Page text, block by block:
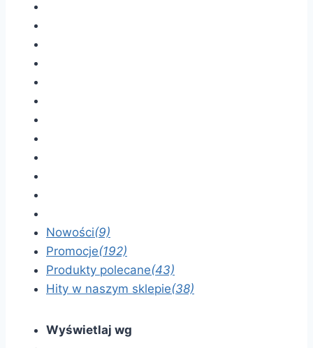
Nowości(9)
Promocje(192)
Produkty polecane(43)
Hity w naszym sklepie(38)
Wyświetlaj wg